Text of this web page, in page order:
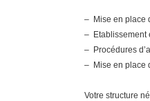
– Mise en place
– Etablissement
– Procédures
– Mise en place
Votre structure